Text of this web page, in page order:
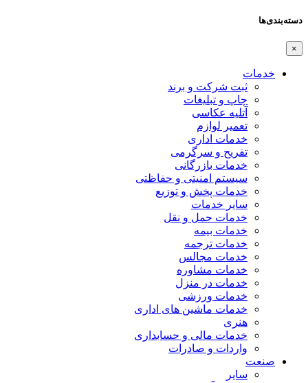
دسته‌بندی‌ها
×
خدمات
ثبت شرکت و برند
چاپ و تبلیغات
آتلیه عکاسی
تعمیر لوازم
خدمات اداری
تفریح و سرگرمی
خدمات بازرگانی
سیستم امنیتی و حفاظتی
خدمات پخش و توزیع
سایر خدمات
خدمات حمل و نقل
خدمات بیمه
خدمات ترجمه
خدمات مجالس
خدمات مشاوره
خدمات در منزل
خدمات ورزشی
خدمات ماشین های اداری
هنری
خدمات مالی و حسابداری
واردات و صادرات
صنعت
سایر